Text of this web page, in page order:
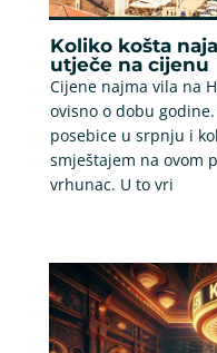
Koliko košta
utječe na cijenu
Cijene najma vila na
ovisno o dobu
posebice u srpnju i
smještajem na ovom
vrhunac. U to vri